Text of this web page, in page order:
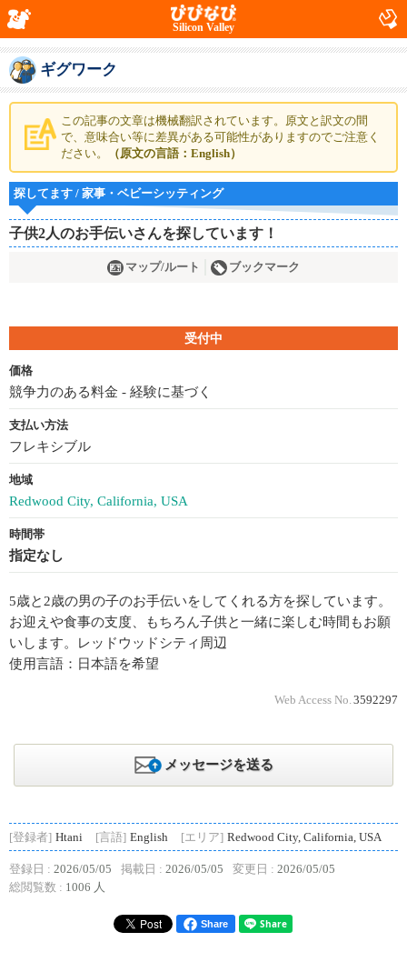
Silicon Valley
ギグワーク
この記事の文章は機械翻訳されています。原文と訳文の間
で、意味合い等に差異がある可能性がありますのでご注意く
ださい。
（原文の言語：English）
探してます / 家事・ベビーシッティング
子供2人のお手伝いさんを探しています！
マップ/ルート ブックマーク
受付中
価格
競争力のある料金 - 経験に基づく
支払い方法
フレキシブル
地域
Redwood City, California, USA
時間帯
指定なし
5歳と2歳の男の子のお手伝いをしてくれる方を探しています。
お迎えや食事の支度、もちろん子供と一緒に楽しむ時間もお願
いします。レッドウッドシティ周辺
使用言語：日本語を希望
Web Access No. 3592297
メッセージを送る
[登録者] Htani [言語] English [エリア] Redwood City, California, USA
登録日 : 2026/05/05 掲載日 : 2026/05/05 変更日 : 2026/05/05
総閲覧数 : 1006 人
Share